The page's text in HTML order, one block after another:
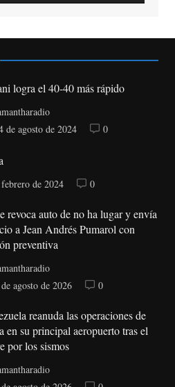
logra el 40-40 más rápido
de agosto de 2024
0
febrero de 2024 0
revoca auto de no ha lugar y envía
a Jean Andrés Pumarol con
preventiva
agosto de 2026
0
reanuda las operaciones de
en su principal aeropuerto tras el
por los sismos